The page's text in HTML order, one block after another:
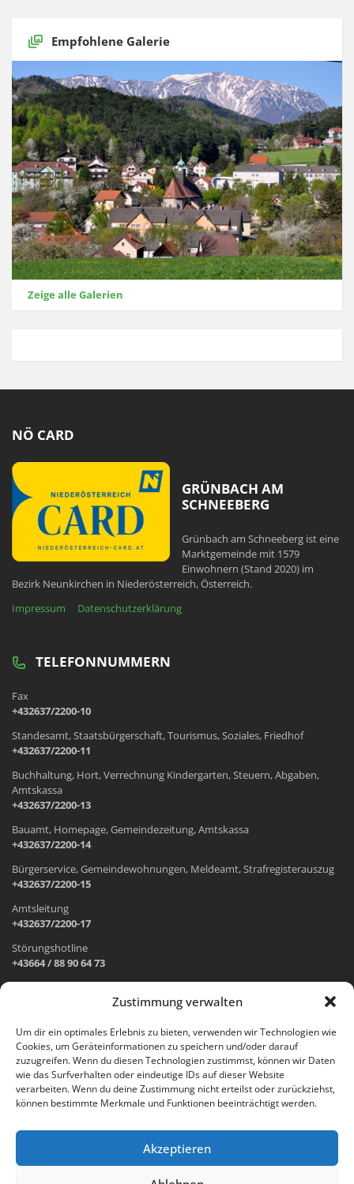
Zustimmung verwalten
Um dir ein optimales Erlebnis zu bieten, verwenden wir Technologien wie
Cookies, um Geräteinformationen zu speichern und/oder darauf
zuzugreifen. Wenn du diesen Technologien zustimmst, können wir Daten
wie das Surfverhalten oder eindeutige IDs auf dieser Website
verarbeiten. Wenn du deine Zustimmung nicht erteilst oder zurückziehst,
können bestimmte Merkmale und Funktionen beeinträchtigt werden.
Akzeptieren
Empfohlene Galerie
Zeige alle Galerien
NÖ CARD
GRÜNBACH AM
SCHNEEBERG
Grünbach am Schneeberg ist eine
Marktgemeinde mit 1579
Einwohnern (Stand 2020) im
Bezirk Neunkirchen in Niederösterreich, Österreich.
Impressum
Datenschutzerklärung
TELEFONNUMMERN
Fax
+432637/2200-10
Standesamt, Staatsbürgerschaft, Tourismus, Soziales, Friedhof
+432637/2200-11
Buchhaltung, Hort, Verrechnung Kindergarten, Steuern, Abgaben,
Amtskassa
+432637/2200-13
Bauamt, Homepage, Gemeindezeitung, Amtskassa
+432637/2200-14
Bürgerservice, Gemeindewohnungen, Meldeamt, Strafregisterauszug
+432637/2200-15
Amtsleitung
+432637/2200-17
Störungshotline
+43664 / 88 90 64 73
Wr. Neustädter Straße 1
2733 Grünbach am Schneeberg
Öffnungszeiten Gemeindeamt:
Montag: 8.00 – 12.00 Uhr und 14.00 – 18.00 Uhr
Freitag: 8.00 – 12.00 Uhr
Email: